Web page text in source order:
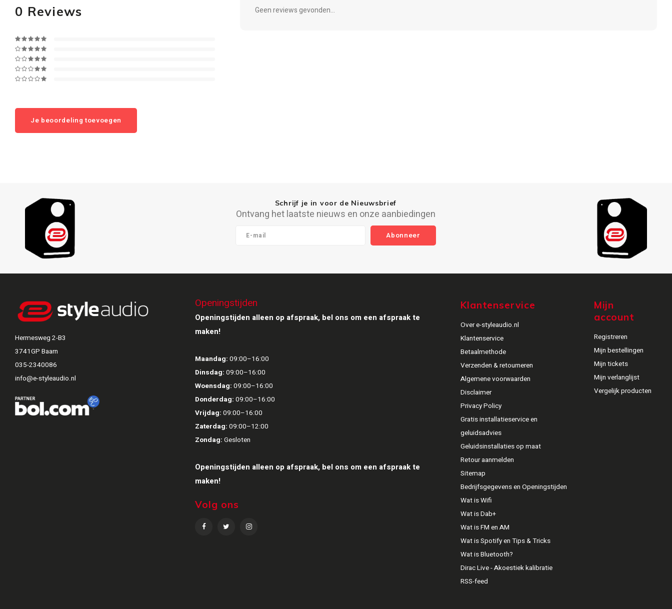
0 Reviews
Je beoordeling toevoegen
Geen reviews gevonden...
Schrijf je in voor de Nieuwsbrief
Ontvang het laatste nieuws en onze aanbiedingen
Abonneer
Hermesweg 2-B3
3741GP Baarn
035-2340086
info@e-styleaudio.nl
Openingstijden
Openingstijden alleen op afspraak, bel ons om een afspraak te
maken!
Maandag: 09:00–16:00
Dinsdag: 09:00–16:00
Woensdag: 09:00–16:00
Donderdag: 09:00–16:00
Vrijdag: 09:00–16:00
Zaterdag: 09:00–12:00
Zondag: Gesloten
Openingstijden alleen op afspraak, bel ons om een afspraak te
maken!
Volg ons
Klantenservice
Over e-styleaudio.nl
Klantenservice
Betaalmethode
Verzenden & retourneren
Algemene voorwaarden
Disclaimer
Privacy Policy
Gratis installatieservice en
geluidsadvies
Geluidsinstallaties op maat
Retour aanmelden
Sitemap
Bedrijfsgegevens en Openingstijden
Wat is Wifi
Wat is Dab+
Wat is FM en AM
Wat is Spotify en Tips & Tricks
Wat is Bluetooth?
Dirac Live - Akoestiek kalibratie
RSS-feed
Mijn
account
Registreren
Mijn bestellingen
Mijn tickets
Mijn verlanglijst
Vergelijk producten